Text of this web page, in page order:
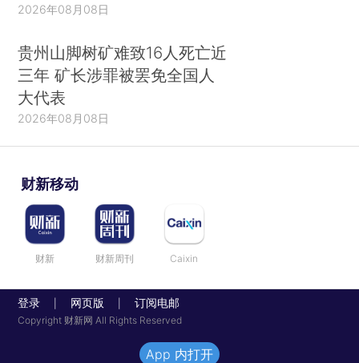
2026年08月08日
贵州山脚树矿难致16人死亡近
三年 矿长涉罪被罢免全国人
大代表
2026年08月08日
财新移动
财新 财新周刊 Caixin
登录 网页版 订阅电邮
Copyright 财新网 All Rights Reserved
App 内打开